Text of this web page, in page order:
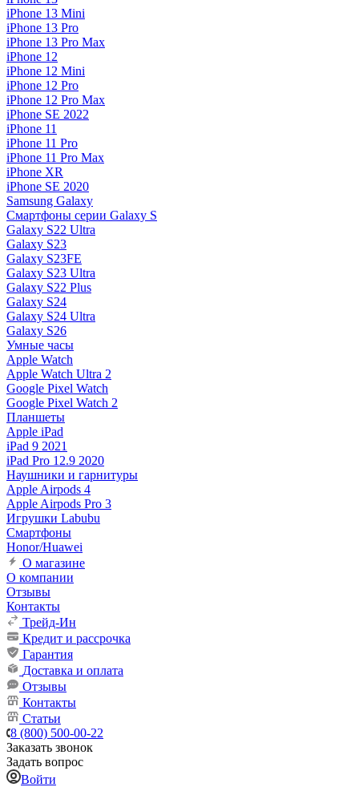
iPhone 13 Mini
iPhone 13 Pro
iPhone 13 Pro Max
iPhone 12
iPhone 12 Mini
iPhone 12 Pro
iPhone 12 Pro Max
iPhone SE 2022
iPhone 11
iPhone 11 Pro
iPhone 11 Pro Max
iPhone XR
iPhone SE 2020
Samsung Galaxy
Смартфоны серии Galaxy S
Galaxy S22 Ultra
Galaxy S23
Galaxy S23FE
Galaxy S23 Ultra
Galaxy S22 Plus
Galaxy S24
Galaxy S24 Ultra
Galaxy S26
Умные часы
Apple Watch
Apple Watch Ultra 2
Google Pixel Watch
Google Pixel Watch 2
Планшеты
Apple iPad
iPad 9 2021
iPad Pro 12.9 2020
Наушники и гарнитуры
Apple Airpods 4
Apple Airpods Pro 3
Игрушки Labubu
Смартфоны
Honor/Huawei
О магазине
О компании
Отзывы
Контакты
Трейд-Ин
Кредит и рассрочка
Гарантия
Доставка и оплата
Отзывы
Контакты
Статьи
8 (800) 500-00-22
Заказать звонок
Задать вопрос
Войти